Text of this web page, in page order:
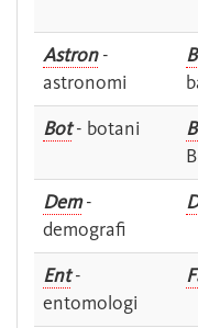
Astron-
astronomi
Bot- botani
Dem-
demografi
Ent-
entomologi